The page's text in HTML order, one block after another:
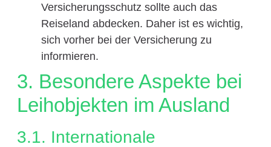
Versicherungsschutz sollte auch das
Reiseland abdecken. Daher ist es wichtig,
sich vorher bei der Versicherung zu
informieren.
3. Besondere Aspekte bei
Leihobjekten im Ausland
3.1. Internationale